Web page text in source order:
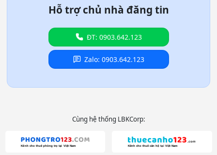
Hỗ trợ chủ nhà đăng tin
ĐT: 0903.642.123
Zalo: 0903.642.123
Cùng hệ thống LBKCorp: